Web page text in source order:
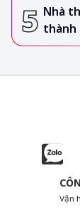
Nhà
thành
Vận